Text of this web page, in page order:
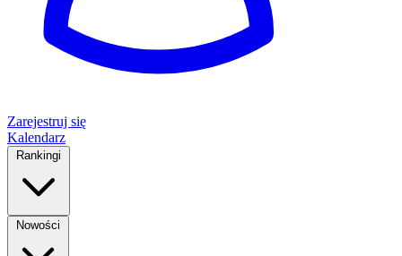
Zarejestruj się
Kalendarz
Rankingi
Nowości